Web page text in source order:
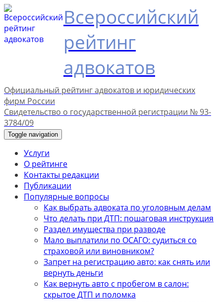
Всероссийский
рейтинг
адвокатов
Официальный рейтинг адвокатов и юридических
фирм России
Свидетельство о государственной регистрации № 93-
3784/09
Toggle navigation
Услуги
О рейтинге
Контакты редакции
Публикации
Популярные вопросы
Как выбрать адвоката по уголовным делам
Что делать при ДТП: пошаговая инструкция
Раздел имущества при разводе
Мало выплатили по ОСАГО: судиться со
страховой или виновником?
Запрет на регистрацию авто: как снять или
вернуть деньги
Как вернуть авто с пробегом в салон:
скрытое ДТП и поломка